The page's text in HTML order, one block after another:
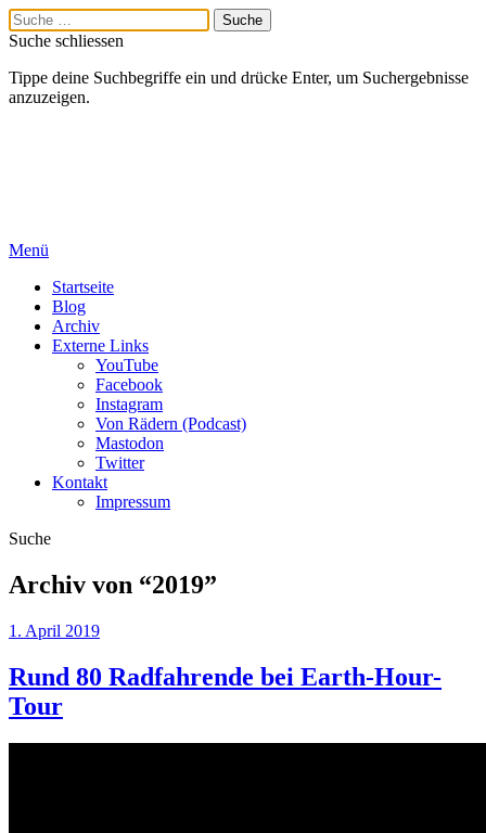
Suche schliessen
Tippe deine Suchbegriffe ein und drücke Enter, um Suchergebnisse
anzuzeigen.
Menü
Startseite
Blog
Archiv
Externe Links
YouTube
Facebook
Instagram
Von Rädern (Podcast)
Mastodon
Twitter
Kontakt
Impressum
Suche
Archiv von “2019”
1. April 2019
Rund 80 Radfahrende bei Earth-Hour-
Tour